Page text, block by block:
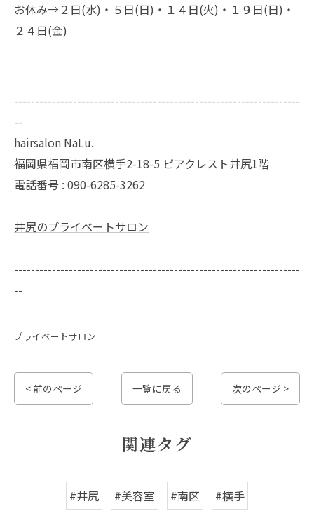
お休み→２日(水)・５日(日)・１４日(火)・１９日(日)・
２４日(金)
--------------------------------------------------------------------
--
hairsalon NaLu.
福岡県福岡市南区横手2-18-5 ピアクレスト井尻1階
電話番号 : 090-6285-3262
井尻のプライベートサロン
--------------------------------------------------------------------
--
プライベートサロン
< 前のページ 一覧に戻る 次のページ >
関連タグ
#井尻 #美容室 #南区 #横手